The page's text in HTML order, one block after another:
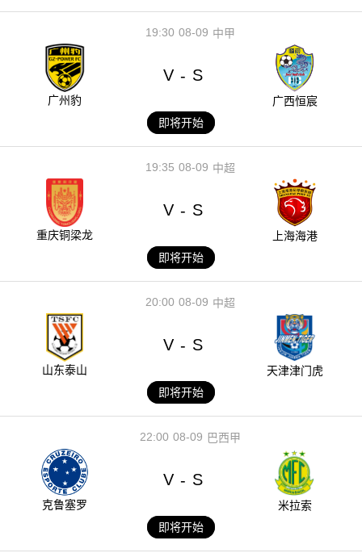
08-09
19:30 中甲
广州豹
V - S
广西恒宸
即将开始
08-09
19:35 中超
重庆铜梁龙
V - S
上海海港
即将开始
08-09
20:00 中超
山东泰山
V - S
天津津门虎
即将开始
08-09
22:00 巴西甲
克鲁塞罗
V - S
米拉索
即将开始